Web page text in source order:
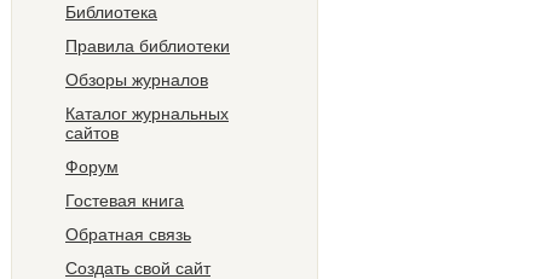
Библиотека
Правила библиотеки
Обзоры журналов
Каталог журнальных
сайтов
Форум
Гостевая книга
Обратная связь
Создать свой сайт